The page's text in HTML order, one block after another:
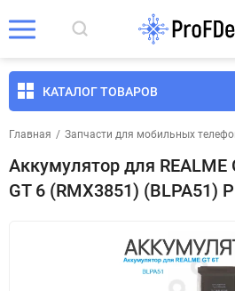
КАТАЛОГ ТОВАРОВ
Главная / Запчасти для мобильных
Аккумулятор для REALME
GT 6 (RMX3851) (BLPA51)